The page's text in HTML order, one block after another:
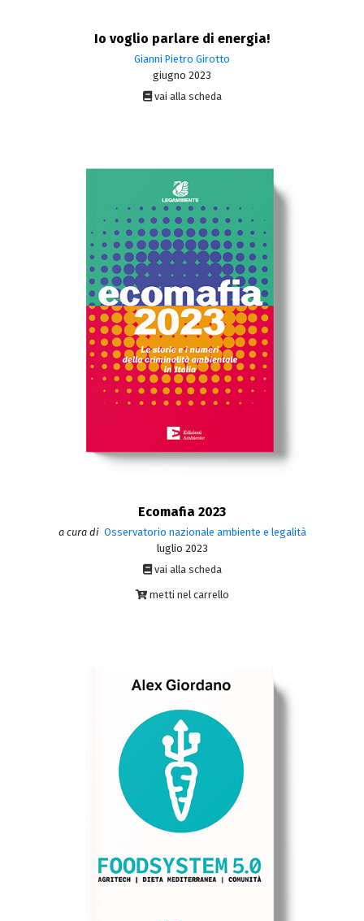
Io voglio parlare di energia!
Gianni Pietro Girotto
giugno 2023
vai alla scheda
Ecomafia 2023
a cura di Osservatorio nazionale ambiente e legalità
luglio 2023
vai alla scheda
metti nel carrello